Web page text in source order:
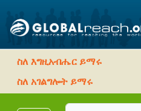
ስለ እግዚአብሔር ይማሩ
ስለ አገልግሎት ይማሩ